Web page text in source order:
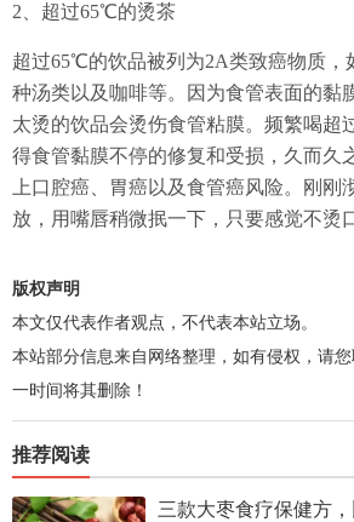
2、超过65℃的烫茶
超过65℃的饮品被列为2A类致癌物质，
种汤类以及咖啡等。因为食管表面的黏
太烫的饮品会烫伤食管粘膜。频繁喝超
得食管黏膜不停的修复和受损，久而久
上口腔癌、胃癌以及食管癌风险。刚刚
放，用嘴唇稍微抿一下，只要感觉不烫
版权声明
本文仅代表作者观点，不代表本站立场。
本站部分信息来自网络整理，如有侵权，请
一时间将其删除！
推荐阅读
三款大枣食疗保健方